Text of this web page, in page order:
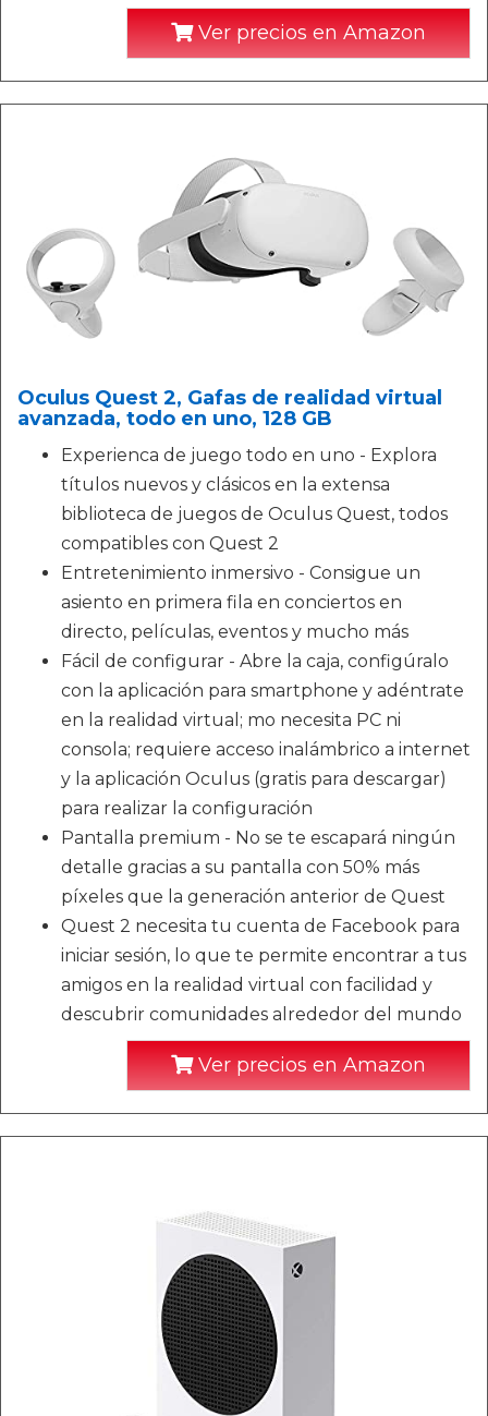
Ver precios en Amazon
Oculus Quest 2, Gafas de realidad virtual
avanzada, todo en uno, 128 GB
Experienca de juego todo en uno - Explora
títulos nuevos y clásicos en la extensa
biblioteca de juegos de Oculus Quest, todos
compatibles con Quest 2
Entretenimiento inmersivo - Consigue un
asiento en primera fila en conciertos en
directo, películas, eventos y mucho más
Fácil de configurar - Abre la caja, configúralo
con la aplicación para smartphone y adéntrate
en la realidad virtual; mo necesita PC ni
consola; requiere acceso inalámbrico a internet
y la aplicación Oculus (gratis para descargar)
para realizar la configuración
Pantalla premium - No se te escapará ningún
detalle gracias a su pantalla con 50% más
píxeles que la generación anterior de Quest
Quest 2 necesita tu cuenta de Facebook para
iniciar sesión, lo que te permite encontrar a tus
amigos en la realidad virtual con facilidad y
descubrir comunidades alrededor del mundo
Ver precios en Amazon